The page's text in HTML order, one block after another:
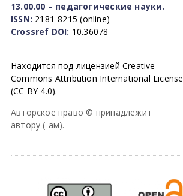
13.00.00 – педагогические науки.
ISSN: 2181-8215 (online)
Crossref DOI: 10.36078
Находится под лицензией Creative
Commons Attribution International License
(CC BY 4.0).
Авторское право © принадлежит
автору (-ам).